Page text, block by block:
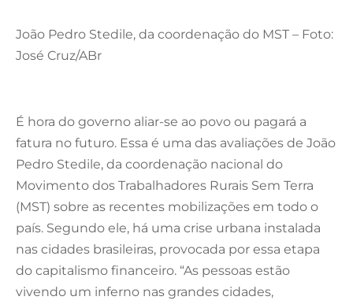
João Pedro Stedile, da coordenação do MST – Foto:
José Cruz/ABr
É hora do governo aliar-se ao povo ou pagará a
fatura no futuro. Essa é uma das avaliações de João
Pedro Stedile, da coordenação nacional do
Movimento dos Trabalhadores Rurais Sem Terra
(MST) sobre as recentes mobilizações em todo o
país. Segundo ele, há uma crise urbana instalada
nas cidades brasileiras, provocada por essa etapa
do capitalismo financeiro. “As pessoas estão
vivendo um inferno nas grandes cidades,